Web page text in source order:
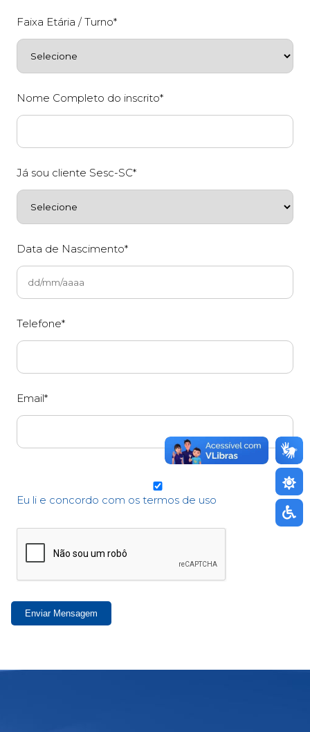
Faixa Etária / Turno*
Nome Completo do inscrito*
Já sou cliente Sesc-SC*
Data de Nascimento*
Telefone*
Email*
Eu li e concordo com os termos de uso
Enviar Mensagem